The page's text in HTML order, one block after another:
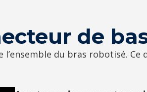
de
du bras robotisé. Ce